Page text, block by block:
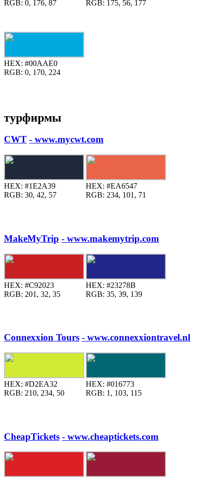
RGB: 0, 176, 87 RGB: 175, 56, 177
HEX: #00AAE0
RGB: 0, 170, 224
турфирмы
CWT - www.mycwt.com
HEX: #1E2A39
RGB: 30, 42, 57
HEX: #EA6547
RGB: 234, 101, 71
MakeMyTrip - www.makemytrip.com
HEX: #C92023
RGB: 201, 32, 35
HEX: #23278B
RGB: 35, 39, 139
Connexxion Tours - www.connexxiontravel.nl
HEX: #D2EA32
RGB: 210, 234, 50
HEX: #016773
RGB: 1, 103, 115
CheapTickets - www.cheaptickets.com